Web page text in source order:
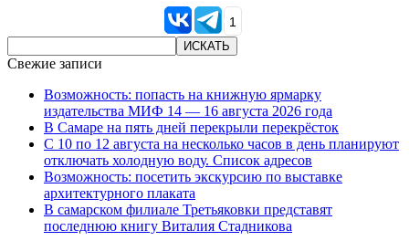
1
Свежие записи
Возможность: попасть на книжную ярмарку
издательства МИФ 14 — 16 августа 2026 года
В Самаре на пять дней перекрыли перекрёсток
С 10 по 12 августа на несколько часов в день планируют
отключать холодную воду. Список адресов
Возможность: посетить экскурсию по выставке
архитектурного плаката
В самарском филиале Третьяковки представят
последнюю книгу Виталия Стадникова